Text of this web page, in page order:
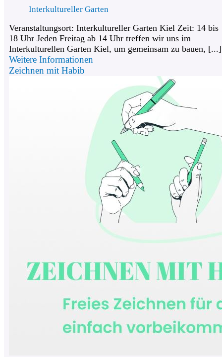
Interkultureller Garten
Veranstaltungsort: Interkultureller Garten Kiel Zeit: 14 bis
18 Uhr Jeden Freitag ab 14 Uhr treffen wir uns im
Interkulturellen Garten Kiel, um gemeinsam zu bauen, [...]
Weitere Informationen
Zeichnen mit Habib